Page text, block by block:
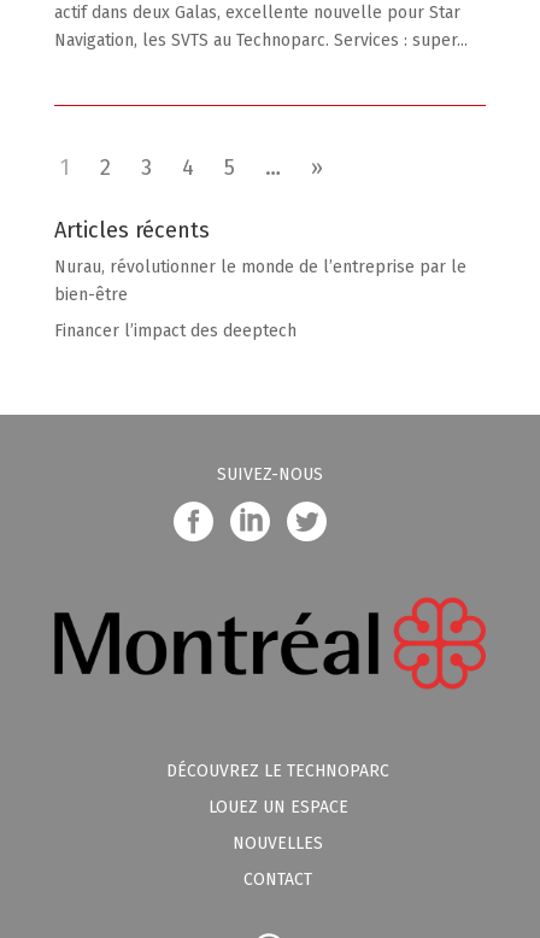
actif dans deux Galas, excellente nouvelle pour Star
Navigation, les SVTS au Technoparc. Services : super...
1 2 3 4 5 … »
Articles récents
Nurau, révolutionner le monde de l’entreprise par le
bien-être
Financer l’impact des deeptech
SUIVEZ-NOUS
DÉCOUVREZ LE TECHNOPARC
LOUEZ UN ESPACE
NOUVELLES
CONTACT